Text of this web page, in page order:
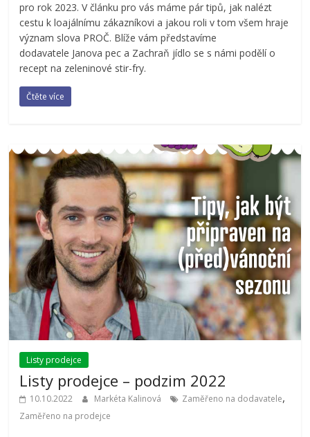
pro rok 2023. V článku pro vás máme pár tipů, jak nalézt
cestu k loajálnímu zákazníkovi a jakou roli v tom všem hraje
význam slova PROČ. Blíže vám představíme
dodavatele Janova pec a Zachraň jídlo se s námi podělí o
recept na zeleninové stir-fry.
Čtěte více
Listy prodejce
Listy prodejce – podzim 2022
10.10.2022 Markéta Kalinová Zaměřeno na dodavatele,
Zaměřeno na prodejce